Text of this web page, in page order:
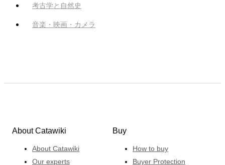
考古学と自然史
音楽・映画・カメラ
About Catawiki
About Catawiki
Our experts
Buy
How to buy
Buyer Protection